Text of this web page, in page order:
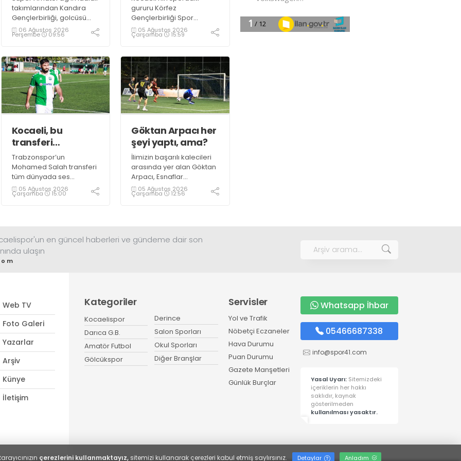
devam dedi!
takımlarından Kandıra
Gençlerbirliği, golcüsü
Semih Şaşmaz ile devam
ediyor.
06 Ağustos 2026
Perşembe 09:56
gururu Körfez
Gençlerbirliği Spor
Kulübü, altyapısından
yetiştirdiği sporcularla
devam ediyor.
05 Ağustos 2026
Çarşamba 15:59
Kocaeli, bu
transferi
konuşuyor!
Trabzonspor’un
Mohamed Salah transferi
tüm dünyada ses
getirirken Kocaeli
amatöründe de çok
05 Ağustos 2026
Çarşamba 15:00
Göktan Arpacı her
şeyi yaptı, ama?
İlimizin başarılı kalecileri
arasında yer alan Göktan
Arpacı, Esnaflar
Turnuvası’nda Ultra Çelik
takımının kalesini koruyor.
05 Ağustos 2026
Çarşamba 12:56
en güncel haberleri ve gündeme dair son
ulaşın
Web TV
Foto Galeri
Yazarlar
Arşiv
Künye
İletişim
Kategoriler
Kocaelispor
Darıca G.B.
Amatör Futbol
Gölcükspor
Derince
Salon Sporları
Okul Sporları
Diğer Branşlar
Servisler
Yol ve Trafik
Nöbetçi Eczaneler
Hava Durumu
Puan Durumu
Gazete Manşetleri
Günlük Burçlar
Whatsapp İhbar
05466687338
info@spor41.com
Yasal Uyarı: Sitemizdeki
içeriklerin her hakkı
saklıdır, kaynak
gösterilmeden
kullanılması yasaktır.
çerezlerini kullanmaktayız,sitemizi kullanarak çerezleri kabul etmiş saylırsınız. Detaylar Anladım